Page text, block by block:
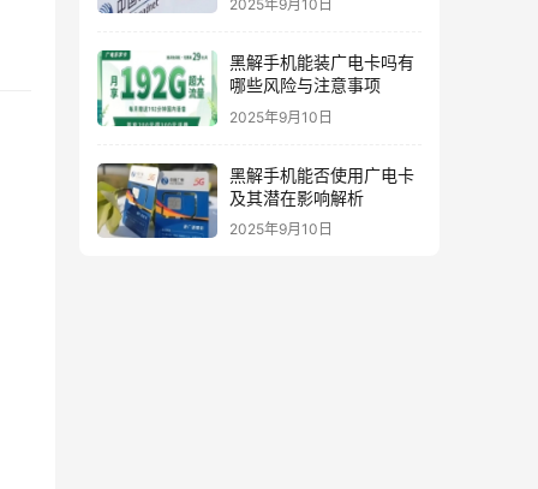
2025年9月10日
黑解手机能装广电卡吗有
哪些风险与注意事项
2025年9月10日
黑解手机能否使用广电卡
及其潜在影响解析
2025年9月10日